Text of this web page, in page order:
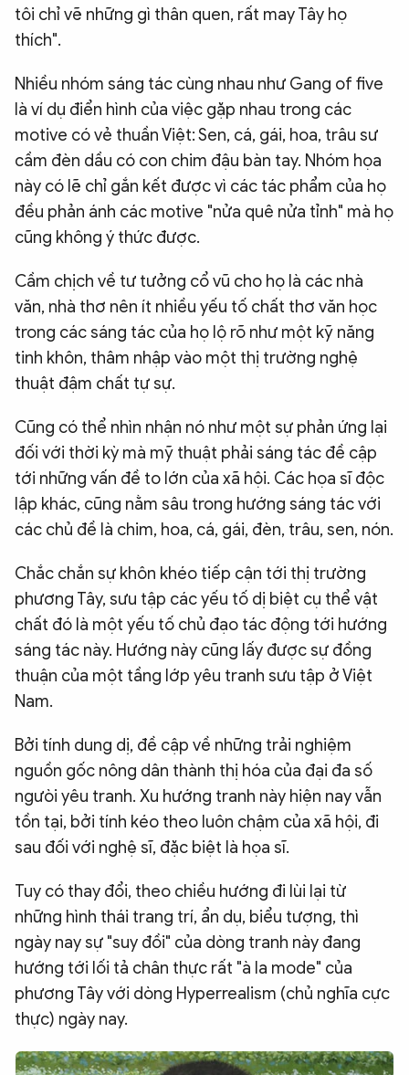
tôi chỉ vẽ những gì thân quen, rất may Tây họ
thích".
Nhiều nhóm sáng tác cùng nhau như Gang of five
là ví dụ điển hình của việc gặp nhau trong các
motive có vẻ thuần Việt: Sen, cá, gái, hoa, trâu sư
cầm đèn dầu có con chim đậu bàn tay. Nhóm họa
này có lẽ chỉ gắn kết được vì các tác phẩm của họ
đều phản ánh các motive "nửa quê nửa tỉnh" mà họ
cũng không ý thức được.
Cầm chịch về tư tưởng cổ vũ cho họ là các nhà
văn, nhà thơ nên ít nhiều yếu tố chất thơ văn học
trong các sáng tác của họ lộ rõ như một kỹ năng
tinh khôn, thâm nhập vào một thị trường nghệ
thuật đậm chất tự sự.
Cũng có thể nhìn nhận nó như một sự phản ứng lại
đối với thời kỳ mà mỹ thuật phải sáng tác đề cập
tới những vấn đề to lớn của xã hội. Các họa sĩ độc
lập khác, cũng nằm sâu trong hướng sáng tác với
các chủ đề là chim, hoa, cá, gái, đèn, trâu, sen, nón.
Chắc chắn sự khôn khéo tiếp cận tới thị trường
phương Tây, sưu tập các yếu tố dị biệt cụ thể vật
chất đó là một yếu tố chủ đạo tác động tới hướng
sáng tác này. Hướng này cũng lấy được sự đồng
thuận của một tầng lớp yêu tranh sưu tập ở Việt
Nam.
Bởi tính dung dị, đề cập về những trải nghiệm
nguồn gốc nông dân thành thị hóa của đại đa số
ngưòi yêu tranh. Xu hướng tranh này hiện nay vẫn
tồn tại, bởi tính kéo theo luôn chậm của xã hội, đi
sau đối với nghệ sĩ, đặc biệt là họa sĩ.
Tuy có thay đổi, theo chiều hướng đi lùi lại từ
những hình thái trang trí, ẩn dụ, biểu tượng, thì
ngày nay sự "suy đồi" của dòng tranh này đang
hướng tới lối tả chân thực rất "à la mode" của
phương Tây với dòng Hyperrealism (chủ nghĩa cực
thực) ngày nay.